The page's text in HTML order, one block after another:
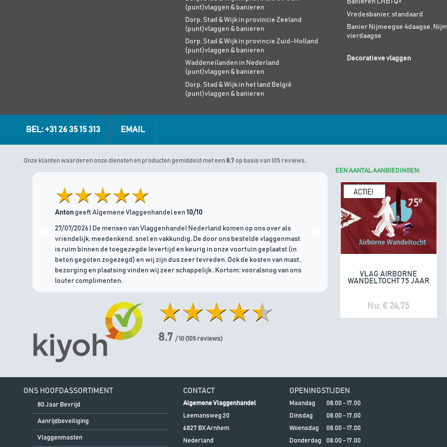
(punt)vlaggen & banieren
Dorp, Stad & Wijk in provincie Zeeland
(punt)vlaggen & banieren
Dorp, Stad & Wijk in provincie Zuid-Holland
(punt)vlaggen & banieren
Waddeneilanden in Nederland
(punt)vlaggen & banieren
Dorp, Stad & Wijk in het land België
(punt)vlaggen & banieren
Banieren LHBTQ+
Vredesbanier, standaard
Banier Nijmeegse 4daagse,
vierdaagse
Decoratieve vlaggen
BEL: +31 26 35 15 313 EMAIL
Onze klanten waarderen onze diensten en producten gemiddeld met een 8.7 op basis van 105 reviews.
Antongeeft Algemene Vlaggenhandel een 10/10
27/07/2026 | De mensen van Vlaggenhandel Nederland komen op ons over als
vriendelijk, meedenkend, snel en vakkundig. De door ons bestelde vlaggenmast
is ruim binnen de toegezegde levertijd en keurig in onze voortuin geplaatst (in
beton gegoten zogezegd) en wij zijn dus zeer tevreden. Ook de kosten van mast,
bezorging en plaatsing vinden wij zeer schappelijk . Kortom: vooralsnog van ons
louter complimenten.
Marinus geeft Algemene
21/07/2026 | Goede
8.7/ 10 (105 reviews)
EEN AANTAL AANBIEDINGEN:
In winkelwagen
VLAG AIRBORNE
WANDELTOCHT 75 JAAR
Nu: € 24,75
ONS HOOFDASSORTIMENT
80 Jaar Bevrijd
Aanrijdbeveiliging
Vlaggenmasten
CONTACT
Algemene Vlaggenhandel
Leemansweg 20
6827 BXArnhem
Nederland
OPENINGSTIJDEN
Maandag
08.00 - 17.00
Dinsdag
08.00 - 17.00
Woensdag
08.00 - 17.00
Donderdag
08.00 - 17.00